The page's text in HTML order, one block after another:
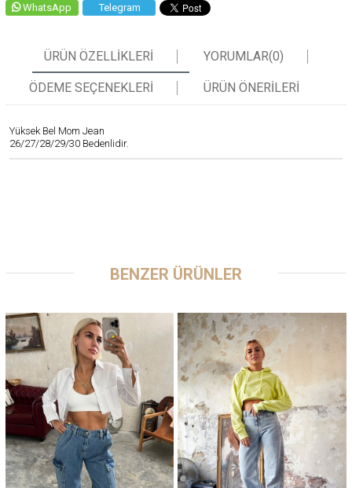
WhatsApp Telegram
ÜRÜN ÖZELLIKLERI YORUMLAR(0)
ÖDEME SEÇENEKLERI ÜRÜN ÖNERILERI
Yüksek Bel Mom Jean
26/27/28/29/30 Bedenlidir.
BENZER ÜRÜNLER